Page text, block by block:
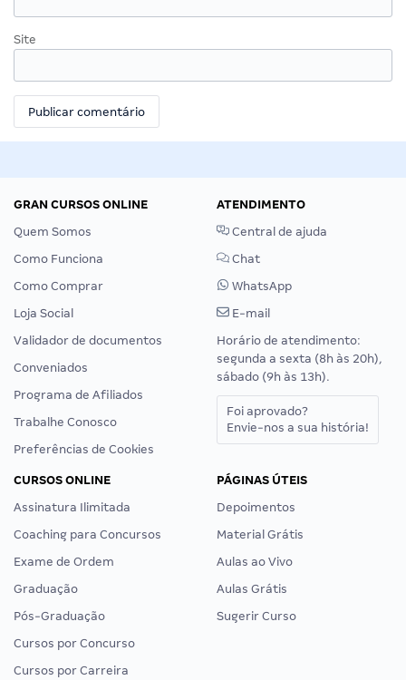
Site
GRAN CURSOS ONLINE
Quem Somos
Como Funciona
Como Comprar
Loja Social
Validador de documentos
Conveniados
Programa de Afiliados
Trabalhe Conosco
Preferências de Cookies
ATENDIMENTO
Central de ajuda
Chat
WhatsApp
E-mail
Horário de atendimento:
segunda a sexta (8h às 20h),
sábado (9h às 13h).
Foi aprovado?
Envie-nos a sua história!
CURSOS ONLINE
Assinatura Ilimitada
Coaching para Concursos
Exame de Ordem
Graduação
Pós-Graduação
Cursos por Concurso
Cursos por Carreira
PÁGINAS ÚTEIS
Depoimentos
Material Grátis
Aulas ao Vivo
Aulas Grátis
Sugerir Curso